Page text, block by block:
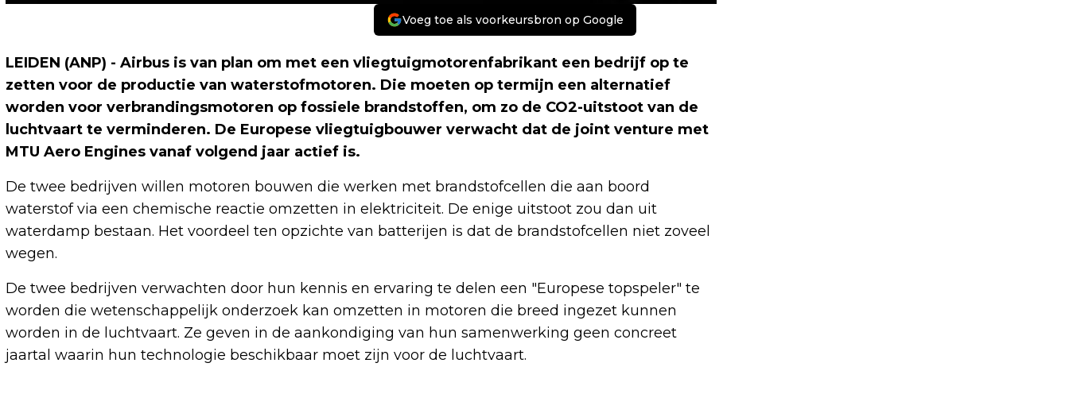
Voeg toe als voorkeursbron op Google
LEIDEN (ANP) - Airbus is van plan om met een vliegtuigmotorenfabrikant een bedrijf op te
zetten voor de productie van waterstofmotoren. Die moeten op termijn een alternatief
worden voor verbrandingsmotoren op fossiele brandstoffen, om zo de CO2-uitstoot van de
luchtvaart te verminderen. De Europese vliegtuigbouwer verwacht dat de joint venture met
MTU Aero Engines vanaf volgend jaar actief is.
De twee bedrijven willen motoren bouwen die werken met brandstofcellen die aan boord
waterstof via een chemische reactie omzetten in elektriciteit. De enige uitstoot zou dan uit
waterdamp bestaan. Het voordeel ten opzichte van batterijen is dat de brandstofcellen niet zoveel
wegen.
De twee bedrijven verwachten door hun kennis en ervaring te delen een "Europese topspeler" te
worden die wetenschappelijk onderzoek kan omzetten in motoren die breed ingezet kunnen
worden in de luchtvaart. Ze geven in de aankondiging van hun samenwerking geen concreet
jaartal waarin hun technologie beschikbaar moet zijn voor de luchtvaart.